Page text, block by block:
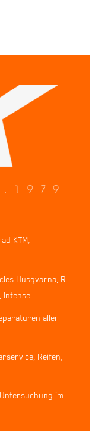
KTM,
Husqvarna, R
Intense
aller
Reifen,
im